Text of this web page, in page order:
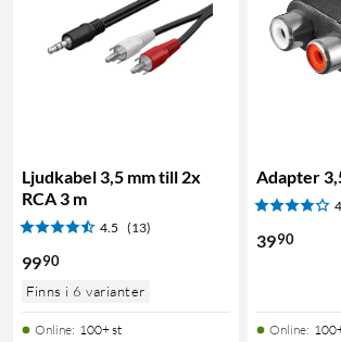
Ljudkabel 3,5 mm till 2x
RCA 3 m
4.5 (13)
9990
Finns i 6 varianter
Online: 100+ st
Adapter
3990
Online: